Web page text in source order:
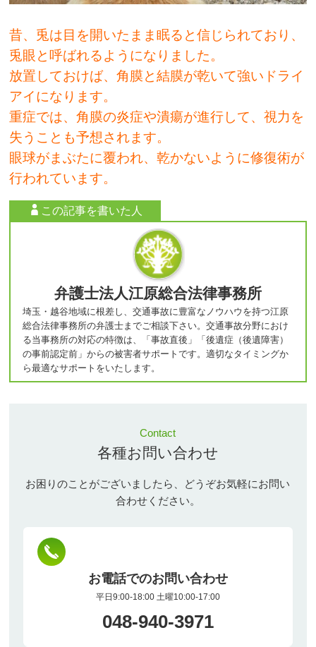
昔、兎は目を開いたまま眠ると信じられており、
兎眼と呼ばれるようになりました。
放置しておけば、角膜と結膜が乾いて強いドライ
アイになります。
重症では、角膜の炎症や潰瘍が進行して、視力を
失うことも予想されます。
眼球がまぶたに覆われ、乾かないように修復術が
行われています。
この記事を書いた人
弁護士法人江原総合法律事務所
埼玉・越谷地域に根差し、交通事故に豊富なノウハウを持つ江原
総合法律事務所の弁護士までご相談下さい。交通事故分野におけ
る当事務所の対応の特徴は、「事故直後」「後遺症（後遺障害）
の事前認定前」からの被害者サポートです。適切なタイミングか
ら最適なサポートをいたします。
Contact
各種お問い合わせ
お困りのことがございましたら、どうぞお気軽にお問い
合わせください。
お電話でのお問い合わせ
平日9:00-18:00 土曜10:00-17:00
048-940-3971